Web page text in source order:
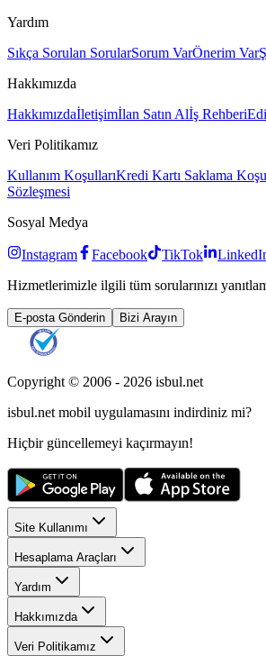
Yardım
Sıkça Sorulan SorularSorum VarÖnerim Var
Hakkımızda
Hakkımızdaİletişimİlan Satın Alİş Rehberi
Veri Politikamız
Kullanım KoşullarıKredi Kartı Saklama
Sözleşmesi
Sosyal Medya
Instagram Facebook TikTok
Hizmetlerimizle ilgili tüm sorularınızı
E-posta Gönderin Bizi Arayın
Copyright © 2006 - 2026 isbul.net
isbul.net mobil uygulamasını indirdiniz mi?
Hiçbir güncellemeyi kaçırmayın!
Site Kullanımı
Hesaplama Araçları
Yardım
Hakkımızda
Veri Politikamız